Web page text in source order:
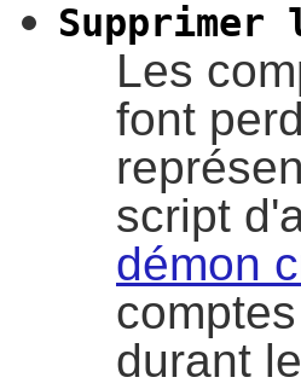
Les
font
script
démon
durant